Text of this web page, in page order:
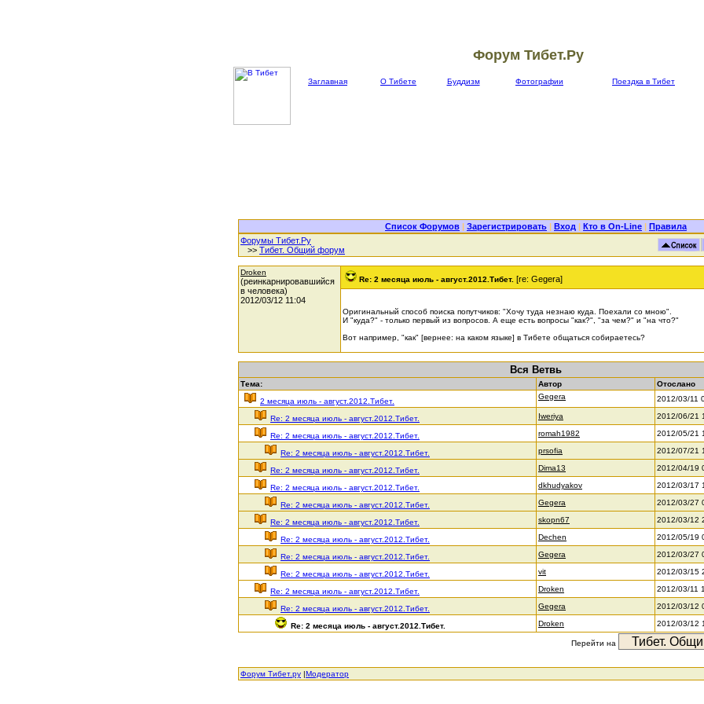
Форум Тибет.Ру
Заглавная О Тибете Буддизм Фотографии Поездка в Тибет
Список Форумов | Зарегистрировать | Вход | Кто в On-Line | Правила
Форумы Тибет.Ру
>> Тибет. Общий форум
Droken
(реинкарнировавшийся
в человека)
2012/03/12 11:04
Re: 2 месяца июль - август.2012.Тибет. [re: Gegera]
Оригинальный способ поиска попутчиков: "Хочу туда незнаю куда. Поехали со мною".
И "куда?" - только первый из вопросов. А еще есть вопросы "как?", "за чем?" и "на что?"
Вот например, "как" [вернее: на каком языке] в Тибете общаться собираетесь?
Вся Ветвь
Тема: Автор
Отослано
2 месяца июль - август.2012.Тибет.
Gegera 2012/03/11
Re: 2 месяца июль - август.2012.Тибет. Iweriya 2012/06/21
Re: 2 месяца июль - август.2012.Тибет. romah1982 2012/05/21
Re: 2 месяца июль - август.2012.Тибет. prsofia 2012/07/21
Re: 2 месяца июль - август.2012.Тибет. Dima13 2012/04/19
Re: 2 месяца июль - август.2012.Тибет. dkhudyakov 2012/03/17
Re: 2 месяца июль - август.2012.Тибет. Gegera 2012/03/27
Re: 2 месяца июль - август.2012.Тибет. skopn67 2012/03/12
Re: 2 месяца июль - август.2012.Тибет. Dechen 2012/05/19
Re: 2 месяца июль - август.2012.Тибет. Gegera 2012/03/27
Re: 2 месяца июль - август.2012.Тибет. vit 2012/03/15
Re: 2 месяца июль - август.2012.Тибет. Droken 2012/03/11
Re: 2 месяца июль - август.2012.Тибет. Gegera 2012/03/12
Re: 2 месяца июль - август.2012.Тибет. Droken 2012/03/12
Перейти на
Форум Тибет.ру |Модератор